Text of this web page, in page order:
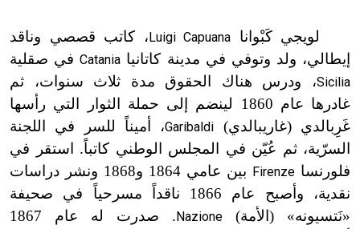
لويجي كَبْوانا Luigi Capuana ، كاتب قصصي وناقد
إيطالي، ولد وتوفي في مدينة كاتانيا Cataniaفي صقلية
Sicilia، ودرس هناك الحقوق مدة ثلاث سنوات، ثم
غادرها عام 1860 لينضم إلى حملة الثوار التي رأسها
غَرِبالدي (غاريبالدي) Garibaldi، أميناً للسر في اللجنة
السرّية، ثم عُيّن في المجلس الوطني كاتباً. استقر في
فلورنسا Firenze
بين عامي 1864 و1868 ونشر دراسات
نقدية، وأصبح عام 1866 ناقداً مسرحياً في صحيفة
«نَتسيونه» (الأمة) Nazione
.
صدرت له عام 1867